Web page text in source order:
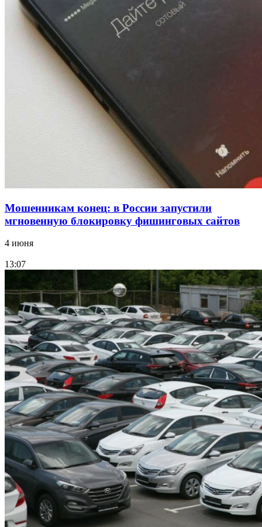
12:39
Сладкий праздник в Волгограде: в Центральном
парке прошёл фестиваль „Арбузный переполох“
Волгоградские компании нарастили экспорт:
заключены контракты на 3,6 млн долларов
Мошенникам конец: в России запустили
мгновенную блокировку фишинговых сайтов
4 июня
13:07